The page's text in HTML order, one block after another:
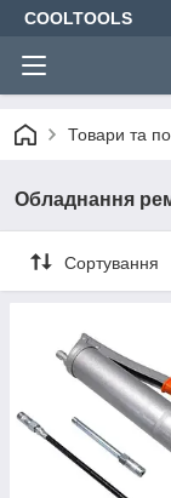
COOLTOOLS
Товари та
Обладнання
Сортування